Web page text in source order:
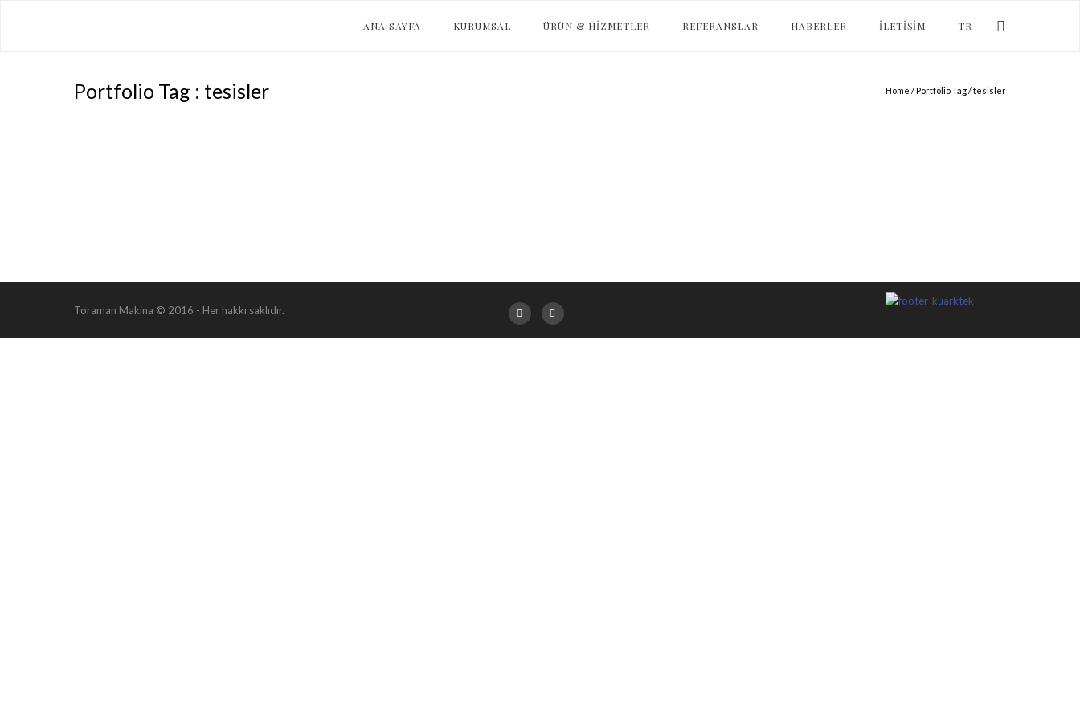
ANA SAYFA KURUMSAL ÜRÜN & HIZMETLER REFERANSLAR HABERLER İLETIŞIM TR
Portfolio Tag : tesisler Home / Portfolio Tag /tesisler
Toraman Makina © 2016 - Her hakkı saklıdır.